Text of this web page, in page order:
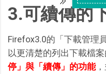
3.可續傳的
Firefox3.0的「下載管理
以更清楚的列出下載檔
停」與「續傳」的功能